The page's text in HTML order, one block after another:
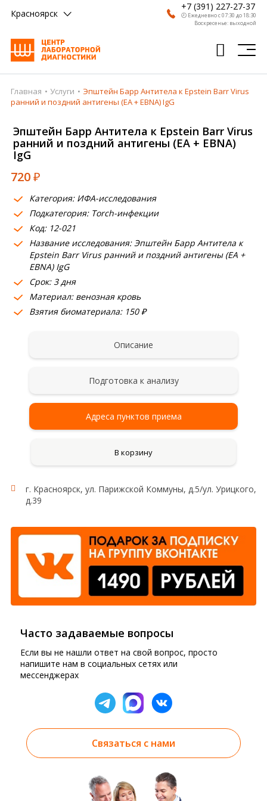
Красноярск
+7 (391) 227-27-37
🕗 Ежедневно с 07:30 до 18:30
Воскресенье: выходной
Главная
Врачи
Получить результат
Пациентам
О компании
Где сдать
Партнерам
Главная Услуги
Эпштейн Барр Антитела к Epstein Barr Virus
ранний и поздний антигены (EA + EBNA) IgG
Эпштейн Барр Антитела к Epstein Barr Virus
ранний и поздний антигены (EA + EBNA)
IgG
720₽
Категория: ИФА-исследования
Подкатегория: Torch-инфекции
Код: 12-021
Название исследования: Эпштейн Барр Антитела к
Epstein Barr Virus ранний и поздний антигены (EA +
EBNA) IgG
Срок: 3 дня
Материал: венозная кровь
Взятия биоматериала: 150 ₽
Описание
Подготовка к анализу
Адреса пунктов приема
В корзину
г. Красноярск, ул. Парижской Коммуны, д.5/ул. Урицкого,
д.39
Часто задаваемые вопросы
Если вы не нашли ответ на свой вопрос, просто
напишите нам в социальных сетях или
мессенджерах
Связаться с нами